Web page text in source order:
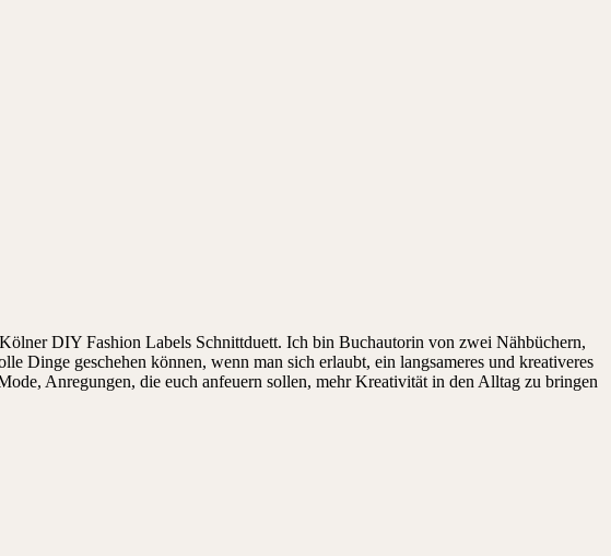
DIY Fashion Labels Schnittduett. Ich bin Buchautorin von zwei Nähbüchern,
Dinge geschehen können, wenn man sich erlaubt, ein langsameres und kreativeres
Anregungen, die euch anfeuern sollen, mehr Kreativität in den Alltag zu bringen